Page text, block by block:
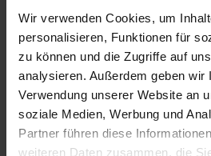
Wir verwenden Cookies, um
personalisieren, Funktionen für
zu können und die Zugriffe auf
analysieren. Außerdem geben wir
Verwendung unserer Website an
soziale Medien, Werbung und
Partner führen diese
weiteren Daten zusammen, die
lose Ware
2025
2026
250 €
Die aktuelle Preisentwicklung für
können Sie jederzeit auf